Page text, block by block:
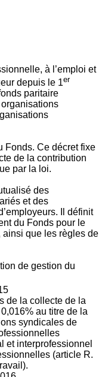
à l’emploi et
depuis le 1er
paritaire
Fonds. Ce décret fixe
de la contribution
par la loi.
des
et des
Il définit
du Fonds pour le
que les règles de
de gestion du
de la collecte de la
au titre de la
syndicales de
et interprofessionnel
(article R.